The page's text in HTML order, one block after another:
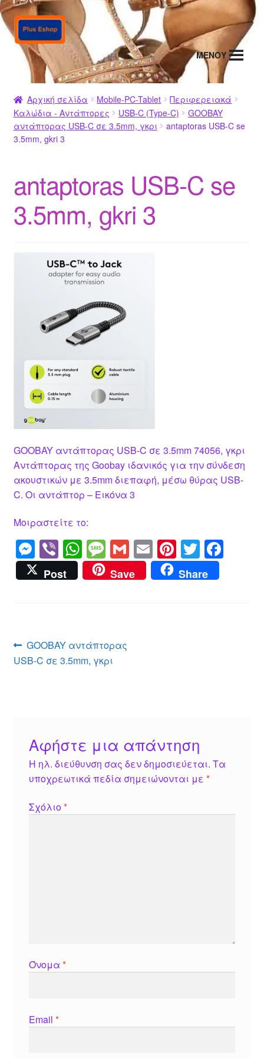
Απευθείας
μετάβαση
στην
πλοήγηση
Μετάβαση
σε
περιεχόμενο
MENΟΥ
Αρχική σελίδα Mobile-PC-Tablet
Περιφερειακά
Καλώδια - Αντάπτορες
USB-C (Type-C)
GOOBAY
αντάπτορας USB-C σε 3.5mm, γκρι
antaptoras USB-C se
3.5mm, gkri 3
antaptoras USB-C se
3.5mm, gkri 3
GOOBAY αντάπτορας USB-C σε 3.5mm 74056, γκρι
Aντάπτορας της Goobay ιδανικός για την σύνδεση
ακουστικών με 3.5mm διεπαφή, μέσω θύρας USB-
C. Οι αντάπτορ – Εικόνα 3
Μοιραστείτε το:
M
e
ss
g
er
Vi
b
er
W
h
at
p
p
M
e
ss
e
G
m
ail
E
m
ail
Pi
nt
er
T
wi
tt
F
Post Save Share
Πλοήγηση
άρθρων
Προηγούμενο
άρθρο:
GOOBAY αντάπτορας
USB-C σε 3.5mm, γκρι
Αφήστε μια απάντηση
Η ηλ. διεύθυνση σας δεν δημοσιεύεται. Τα
υποχρεωτικά πεδία σημειώνονται με *
Σχόλιο*
Όνομα *
Email *